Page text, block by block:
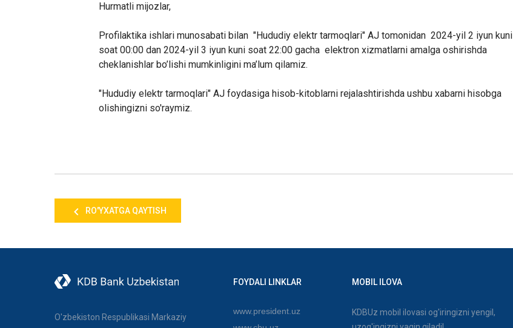
Hurmatli mijozlar,
Profilaktika ishlari munosabati bilan "Hududiy elektr tarmoqlari" AJ tomonidan 2024-yil 2 iyun kuni
soat 00:00 dan 2024-yil 3 iyun kuni soat 22:00 gacha elektron xizmatlarni amalga oshirishda
cheklanishlar bo’lishi mumkinligini ma’lum qilamiz.
"Hududiy elektr tarmoqlari" AJ foydasiga hisob-kitoblarni rejalashtirishda ushbu xabarni hisobga
olishingizni so'raymiz.
RO'YXATGA QAYTISH
O'zbekiston Respublikasi Markaziy
FOYDALI LINKLAR
www.president.uz
MOBIL ILOVA
KDBUz mobil ilovasi og'iringizni yengil,